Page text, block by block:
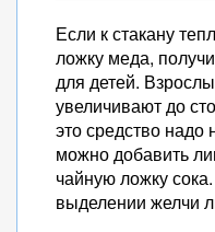
Если к стакану
ложку меда,
для детей.
увеличивают до
это средство
можно добавить
чайную ложку
выделении желчи